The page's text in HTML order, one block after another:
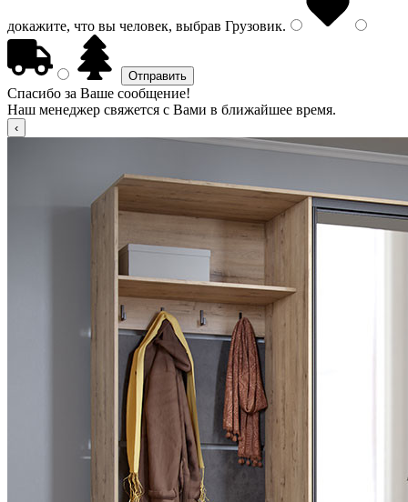
докажите, что вы человек, выбрав Грузовик.
Спасибо за Ваше сообщение!
Наш менеджер свяжется с Вами в ближайшее время.